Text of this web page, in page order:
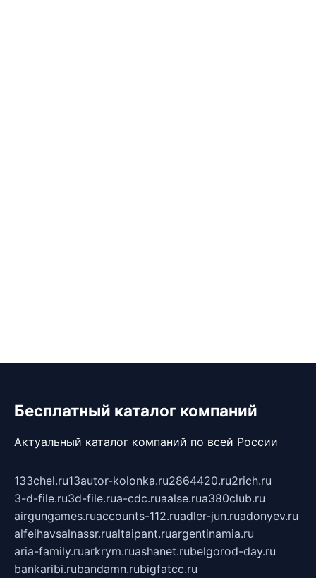
Бесплатный каталог компаний
Актуальный каталог компаний по всей России
133chel.ru13autor-kolonka.ru2864420.ru2rich.ru
3-d-file.ru3d-file.rua-cdc.ruaalse.rua380club.ru
airgungames.ruaccounts-112.ruadler-jun.ruadonyev.ru
alfeihavsalnassr.rualtaipant.ruargentinamia.ru
aria-family.ruarkrym.ruashanet.rubelgorod-day.ru
bankaribi.rubandamn.rubigfatcc.ru